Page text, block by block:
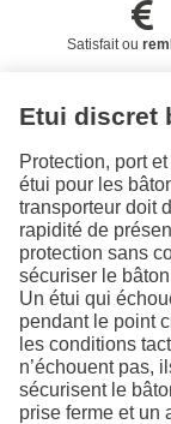
Satisfait ou
Etui discret
Protection, port
étui pour les
transporteur doit
rapidité de
protection sans
sécuriser le
Un étui qui
pendant le point
les conditions
n’échouent pas,
sécurisent le
prise ferme et un